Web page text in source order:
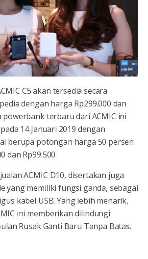
C5 akan tersedia secara
dengan harga Rp299.000 dan
powerbank terbaru dari ACMIC ini
14 Januari 2019 dengan
berupa potongan harga 50 persen
dan Rp99.500.
ACMIC D10, disertakan juga
yang memiliki fungsi ganda, sebagai
kabel USB. Yang lebih menarik,
ini memberikan dilindungi
Rusak Ganti Baru Tanpa Batas.